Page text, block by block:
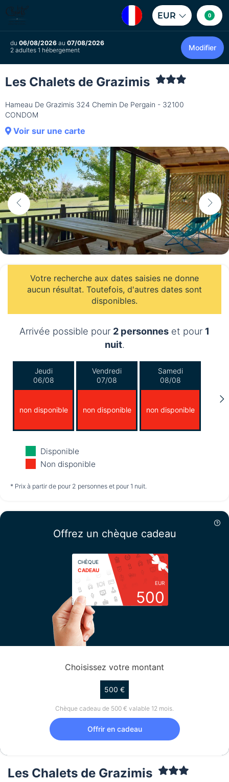
EUR 0
du 06/08/2026 au 07/08/2026
2 adultes 1 hébergement
Modifier
Les Chalets de Grazimis
Hameau De Grazimis 324 Chemin De Pergain - 32100
CONDOM
Voir sur une carte
Votre recherche aux dates saisies ne donne
aucun résultat. Toutefois, d'autres dates sont
disponibles.
Arrivée possible pour 2 personnes et pour 1
nuit.
Jeudi
06/08
non disponible
Vendredi
07/08
non disponible
Samedi
08/08
non disponible
Dimanche
09/08
non disponible non disponible
12/08
non disponible
Disponible
Non disponible
* Prix à partir de pour 2 personnes et pour 1 nuit.
Offrez un chèque cadeau
CHÈQUE
CADEAU
EUR
500
Choisissez votre montant
500 €
Chèque cadeau de 500 € valable 12 mois.
Offrir en cadeau
Les Chalets de Grazimis